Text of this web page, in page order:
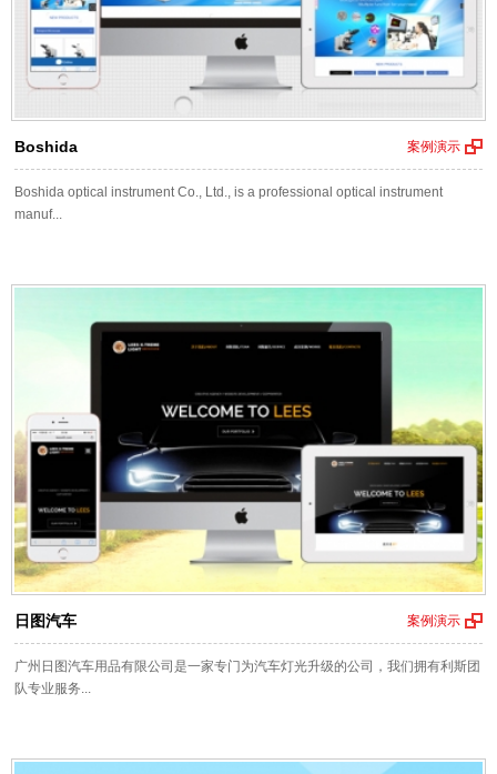
Boshida 案例演示
Boshida optical instrument Co., Ltd., is a professional optical instrument
manuf...
日图汽车 案例演示
广州日图汽车用品有限公司是一家专门为汽车灯光升级的公司，我们拥有利斯团
队专业服务...